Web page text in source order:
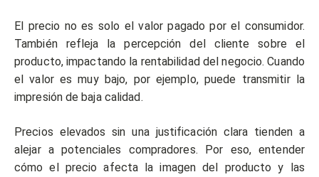
El precio no es solo el valor pagado por el consumidor.
También refleja la percepción del cliente sobre el
producto, impactando la rentabilidad del negocio. Cuando
el valor es muy bajo, por ejemplo, puede transmitir la
impresión de baja calidad.
Precios elevados sin una justificación clara tienden a
alejar a potenciales compradores. Por eso, entender
cómo el precio afecta la imagen del producto y las